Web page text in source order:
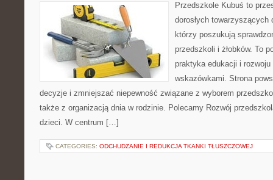
Przedszkole Kubuś to
dorosłych
którzy poszukują
przedszkoli i żłobków. To
praktyka edukacji i
wskazówkami. Strona
decyzje i zmniejszać niepewność związane z wyborem
także z organizacją dnia w rodzinie. Polecamy Rozwój
dzieci. W centrum […]
CATEGORIES: ODCHUDZANIE I REDUKCJA TKANKI TŁUSZCZOWEJ